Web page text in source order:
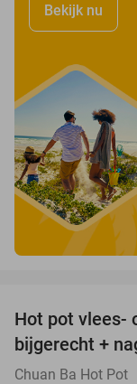
Bekijk nu
Hot pot vlees-
bijgerecht +
Chuan Ba Hot Pot